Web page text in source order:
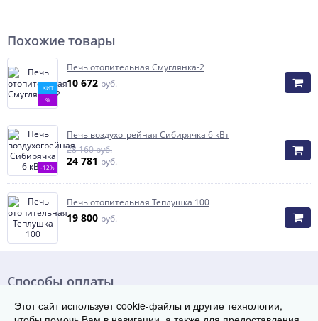
Похожие товары
ХИТ
%
Печь отопительная Смуглянка-2
10 672 руб.
-12%
Печь воздухогрейная Сибирячка 6 кВт
28 160 руб.
24 781 руб.
Печь отопительная Теплушка 100
19 800 руб.
Способы оплаты
Этот сайт использует cookie-файлы и другие технологии,